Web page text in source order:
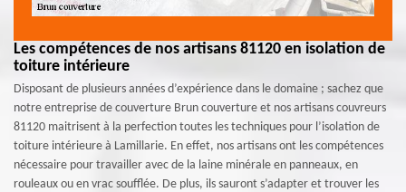
Les compétences de nos artisans 81120 en isolation de
toiture intérieure
Disposant de plusieurs années d’expérience dans le domaine ; sachez que
notre entreprise de couverture Brun couverture et nos artisans couvreurs
81120 maitrisent à la perfection toutes les techniques pour l’isolation de
toiture intérieure à Lamillarie. En effet, nos artisans ont les compétences
nécessaire pour travailler avec de la laine minérale en panneaux, en
rouleaux ou en vrac soufflée. De plus, ils sauront s’adapter et trouver les